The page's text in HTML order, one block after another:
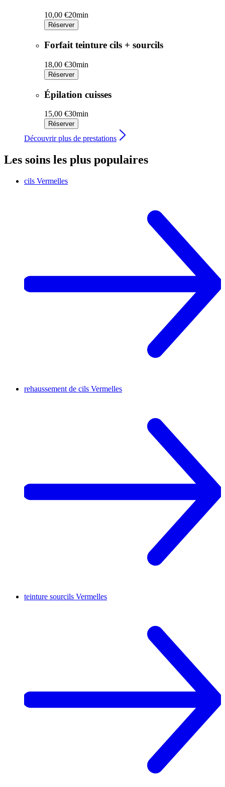
10,00 €20min
Réserver
Forfait teinture cils + sourcils
18,00 €30min
Réserver
Épilation cuisses
15,00 €30min
Réserver
Découvrir plus de prestations
Les soins les plus populaires
cils Vermelles
rehaussement de cils Vermelles
teinture sourcils Vermelles